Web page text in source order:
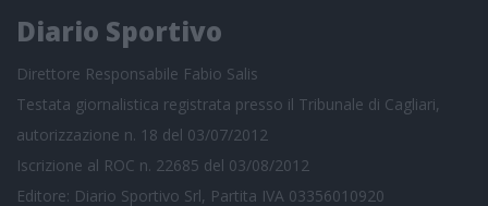
Diario Sportivo
Direttore Responsabile Fabio Salis
Testata giornalistica registrata presso il Tribunale di Cagliari,
autorizzazione n. 18 del 03/07/2012
Iscrizione al ROC n. 22685 del 03/08/2012
Editore: Diario Sportivo Srl, Partita IVA 03356010920